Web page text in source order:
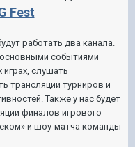
Fest
работать два канала.
событиями
слушать
трансляции турниров и
Также у нас будет
финалов игрового
и шоу-матча команды